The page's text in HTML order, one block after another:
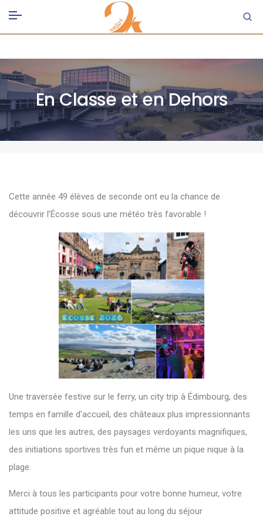
En Classe et en Dehors
Cette année 49 élèves de seconde ont eu la chance de
découvrir l’Écosse sous une météo très favorable !
Une traversée festive sur le ferry, un city trip à Édimbourg, des
temps en famille d'accueil, des châteaux plus impressionnants
les uns que les autres, des paysages verdoyants magnifiques,
des initiations sportives très fun et même un pique nique à la
plage.
Merci à tous les participants pour votre bonne humeur, votre
attitude positive et agréable tout au long du séjour